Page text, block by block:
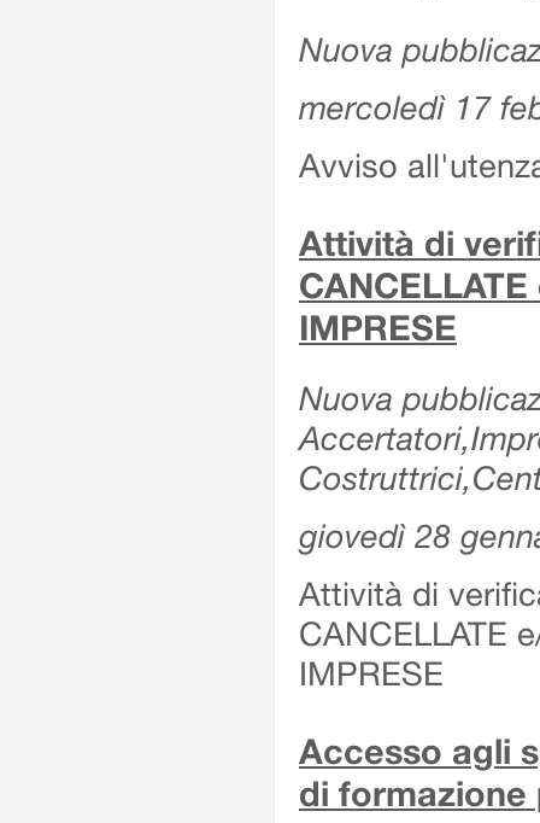
Nuova
mercoledì 17
Avviso
Attività di
IMPRESE
Nuova
giovedì 28
Attività di
CANCELLATE
IMPRESE
Accesso agli
di formazione